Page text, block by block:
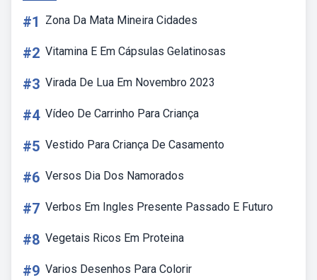
#1 Zona Da Mata Mineira Cidades
#2 Vitamina E Em Cápsulas Gelatinosas
#3 Virada De Lua Em Novembro 2023
#4 Vídeo De Carrinho Para Criança
#5 Vestido Para Criança De Casamento
#6 Versos Dia Dos Namorados
#7 Verbos Em Ingles Presente Passado E Futuro
#8 Vegetais Ricos Em Proteina
#9 Varios Desenhos Para Colorir